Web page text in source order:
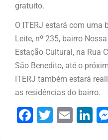
gratuito.
O ITERJ estará com uma
Leite, nº 235, bairro
Estação Cultural, na Rua
São Benedito, até o
ITERJ também estará
as residências do bairro.
Facebook
Twitter